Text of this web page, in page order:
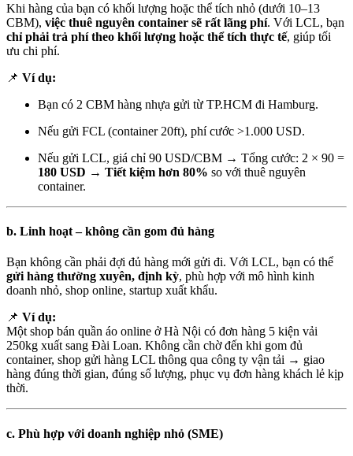
Khi hàng của bạn có khối lượng hoặc thể tích nhỏ (dưới 10–13
CBM), việc thuê nguyên container sẽ rất lãng phí. Với LCL, bạn
chỉ phải trả phí theo khối lượng hoặc thể tích thực tế, giúp tối
ưu chi phí.
📌 Ví dụ:
Bạn có 2 CBM hàng nhựa gửi từ TP.HCM đi Hamburg.
Nếu gửi FCL (container 20ft), phí cước >1.000 USD.
Nếu gửi LCL, giá chỉ 90 USD/CBM → Tổng cước: 2 × 90 =
180 USD → Tiết kiệm hơn 80% so với thuê nguyên
container.
b. Linh hoạt – không cần gom đủ hàng
Bạn không cần phải đợi đủ hàng mới gửi đi. Với LCL, bạn có thể
gửi hàng thường xuyên, định kỳ, phù hợp với mô hình kinh
doanh nhỏ, shop online, startup xuất khẩu.
📌 Ví dụ:
Một shop bán quần áo online ở Hà Nội có đơn hàng 5 kiện vải
250kg xuất sang Đài Loan. Không cần chờ đến khi gom đủ
container, shop gửi hàng LCL thông qua công ty vận tải → giao
hàng đúng thời gian, đúng số lượng, phục vụ đơn hàng khách lẻ kịp
thời.
c. Phù hợp với doanh nghiệp nhỏ (SME)